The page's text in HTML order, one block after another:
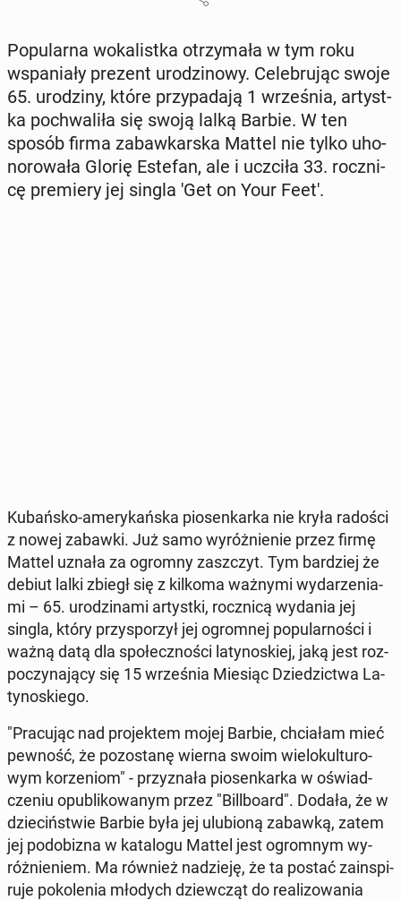
Po­pu­lar­na wo­ka­list­ka otrzy­ma­ła w tym roku
wspa­nia­ły prezent uro­dzi­no­wy. Ce­le­bru­jąc swoje
65. uro­dzi­ny, które przy­pa­da­ją 1 wrze­śnia, ar­tyst­
ka po­chwa­li­ła się swoją lalką Barbie. W ten
sposób firma za­baw­kar­ska Mattel nie tylko uho­
no­ro­wa­ła Glorię Estefan, ale i uczciła 33. rocz­ni­
cę pre­mie­ry jej singla 'Get on Your Feet'.
Ku­bań­sko-ame­ry­kań­ska pio­sen­kar­ka nie kryła radości
z nowej zabawki. Już samo wy­róż­nie­nie przez firmę
Mattel uznała za ogromny za­szczyt. Tym bar­dziej że
debiut lalki zbiegł się z kilkoma ważnymi wy­da­rze­nia­
mi – 65. uro­dzi­na­mi ar­tyst­ki, rocz­ni­cą wydania jej
singla, który przy­spo­rzył jej ogrom­nej po­pu­lar­no­ści i
ważną datą dla spo­łecz­no­ści la­ty­no­skiej, jaką jest roz­
po­czy­na­ją­cy się 15 wrze­śnia Miesiąc Dzie­dzic­twa La­
ty­no­skie­go.
"Pra­cu­jąc nad pro­jek­tem mojej Barbie, chcia­łam mieć
pewność, że po­zo­sta­nę wierna swoim wie­lo­kul­tu­ro­
wym ko­rze­niom" - przy­zna­ła pio­sen­kar­ka w oświad­
cze­niu opu­bli­ko­wa­nym przez "Bil­l­bo­ard". Dodała, że w
dzie­ciń­stwie Barbie była jej ulu­bio­ną zabawką, zatem
jej po­do­bi­zna w ka­ta­lo­gu Mattel jest ogrom­nym wy­
róż­nie­niem. Ma również na­dzie­ję, że ta postać za­in­spi­
ru­je po­ko­le­nia młodych dziew­cząt do re­ali­zo­wa­nia